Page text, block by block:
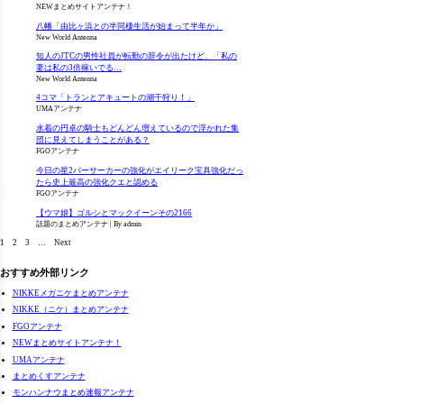
NEWまとめサイトアンテナ！
八幡「由比ヶ浜との半同棲生活が始まって半年か」
New World Antenna
知人のJTCの男性社員が転勤の辞令が出たけど、「私の
妻は私の3倍稼いでる…
New World Antenna
4コマ「トランとアキュートの潮干狩り！」
UMAアンテナ
水着の円卓の騎士もどんどん増えているので浮かれた集
団に見えてしまうことがある？
FGOアンテナ
今日の星2バーサーカーの強化がエイリーク宝具強化だっ
たら史上最高の強化クエと認める
FGOアンテナ
【ウマ娘】ゴルシとマックイーンその2166
話題のまとめアンテナ By admin
1 2 3 Next
おすすめ外部リンク
NIKKEメガニケまとめアンテナ
NIKKE（ニケ）まとめアンテナ
FGOアンテナ
NEWまとめサイトアンテナ！
UMAアンテナ
まとめくすアンテナ
モンハンナウまとめ速報アンテナ